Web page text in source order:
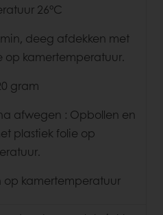
26°C
deeg afdekken met
op kamertemperatuur.
gram
afwegen : Opbollen en
plastiek folie op
op kamertemperatuur